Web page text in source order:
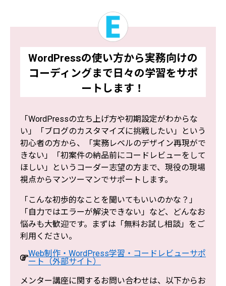
WordPressの使い方から実務向けの
コーディングまで 日々の学習をサポ
ートします！
「WordPressの立ち上げ方や初期設定がわからな
い」「ブログのカスタマイズに挑戦したい」という
初心者の方から、「実務レベルのデザイン再現がで
きない」「初案件の納品前にコードレビューをして
ほしい」というコーダー志望の方まで、現役の現場
視点からマンツーマンでサポートします。
「こんな初歩的なことを聞いてもいいのかな？」
「自力ではエラーが解決できない」など、どんなお
悩みも大歓迎です。まずは「無料お試し相談」をご
利用ください。
Web制作・WordPress学習・コードレビューサポ
ート（外部サイト）
メンター講座に関するお問い合わせは、以下からお